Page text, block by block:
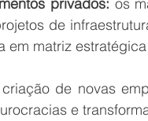
privados: os
de
em matriz
de novas
e